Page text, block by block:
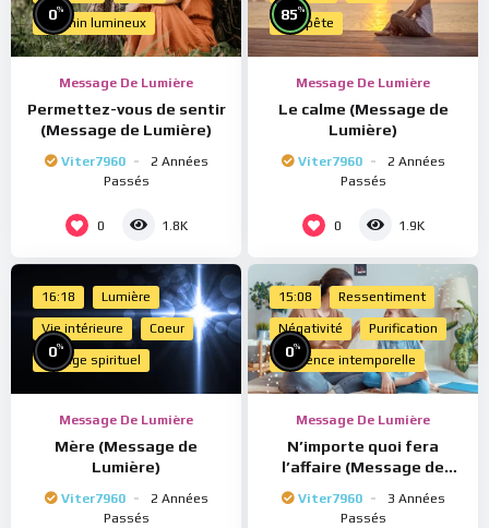
Chemin lumineux
0%
Message De Lumière
Permettez-vous de sentir
(Message de Lumière)
Viter7960
2 Années
Passés
0 1.8K
Tempête
85%
Message De Lumière
Le calme (Message de
Lumière)
Viter7960
2 Années
Passés
0 1.9K
16:18 Lumière
Vie intérieure Coeur
Voyage spirituel
0%
Message De Lumière
Mère (Message de
Lumière)
Viter7960
2 Années
Passés
15:08 Ressentiment
Négativité Purification
Présence intemporelle
0%
Message De Lumière
N’importe quoi fera
l’affaire (Message de
Viter7960
3 Années
Passés